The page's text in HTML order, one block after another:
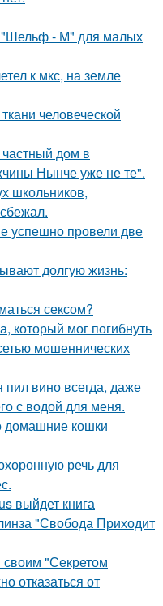
"Шельф - М" для малых
к мкс, на земле
человеческой
дом в
Нынче уже не те".
школьников,
успешно провели две
долгую жизнь:
сексом?
который мог погибнуть
мошеннических
вино всегда, даже
с водой для меня.
домашние кошки
речь для
выйдет книга
"Свобода Приходит
"Секретом
отказаться от